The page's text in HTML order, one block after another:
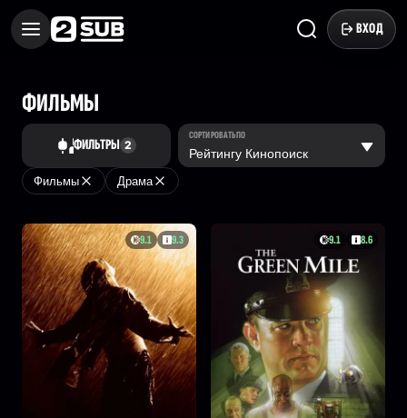
ВХОД
ФИЛЬМЫ
ФИЛЬТРЫ 2
Фильмы Драма
СОРТИРОВАТЬ ПО
9.1 9.3 9.1 8.6